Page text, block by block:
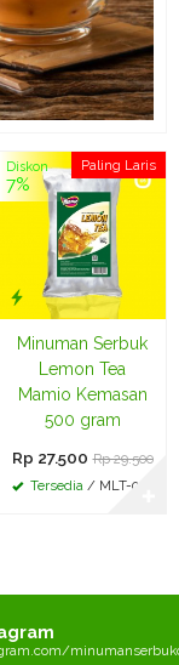
Paling Laris
Diskon
7%
Minuman Serbuk
Lemon Tea
Mamio Kemasan
500 gram
Rp 27.500 Rp 29.500
Tersedia / MLT-003